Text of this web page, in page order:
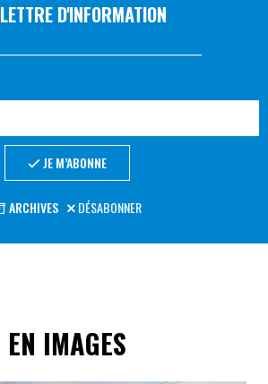
LETTRE D'INFORMATION
JE M’ABONNE
ARCHIVES DÉSABONNER
EN IMAGES